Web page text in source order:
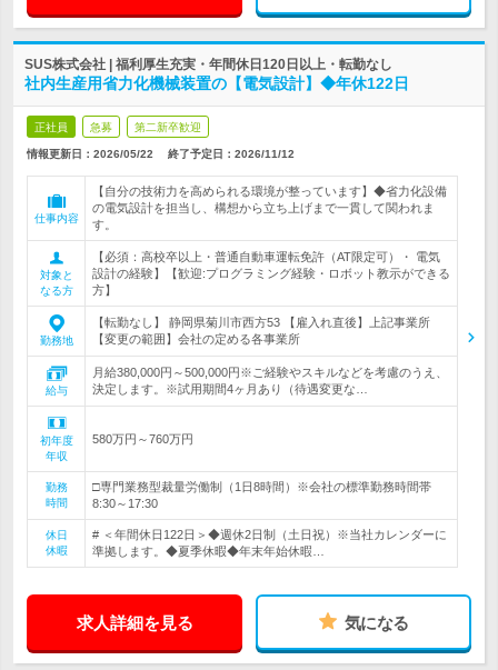
SUS株式会社 | 福利厚生充実・年間休日120日以上・転勤なし
社内生産用省力化機械装置の【電気設計】◆年休122日
正社員 急募 第二新卒歓迎
情報更新日：2026/05/22 終了予定日： 2026/11/12
仕事内容
【自分の技術力を高められる環境が整っています】◆省力化設備
の電気設計を担当し、構想から立ち上げまで一貫して関われま
す。
対象と
なる方
【必須：高校卒以上・普通自動車運転免許（AT限定可）・ 電気
設計の経験】【歓迎:プログラミング経験・ロボット教示ができる
方】
勤務地
【転勤なし】 静岡県菊川市西方53 【雇入れ直後】上記事業所
【変更の範囲】会社の定める各事業所
給与
月給380,000円～500,000円※ご経験やスキルなどを考慮のうえ、
決定します。※試用期間4ヶ月あり（待遇変更な…
初年度
年収
580万円～760万円
勤務
時間
□専門業務型裁量労働制（1日8時間）※会社の標準勤務時間帯
8:30～17:30
休日
休暇
# ＜年間休日122日＞◆週休2日制（土日祝）※当社カレンダーに
準拠します。◆夏季休暇◆年末年始休暇…
求人詳細を見る 気になる